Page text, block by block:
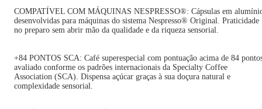
COMPATÍVEL COM MÁQUINAS NESPRESSO®: Cápsulas em
desenvolvidas para máquinas do sistema Nespresso® Original. Praticidade
no preparo sem abrir mão da qualidade e da riqueza sensorial.
+84 PONTOS SCA: Café superespecial com pontuação acima de 84
avaliado conforme os padrões internacionais da Specialty Coffee
Association (SCA). Dispensa açúcar graças à sua doçura natural e
complexidade sensorial.